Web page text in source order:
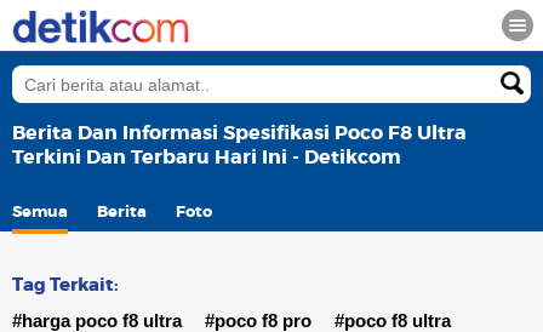
Berita Dan Informasi Spesifikasi Poco F8 Ultra
Terkini Dan Terbaru Hari Ini - Detikcom
Semua Berita Foto
Tag Terkait:
#harga poco f8 ultra #poco f8 pro
#poco f8 ultra